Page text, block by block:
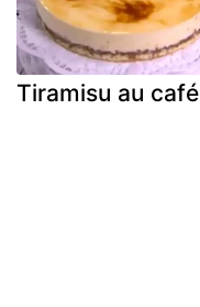
Tiramisu au café